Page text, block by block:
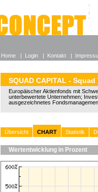
SQUAD CAPITAL - Squad
Europäischer Aktienfonds mit
unterbewertete Unternehmen;
ausgezeichnetes
Übersicht CHART Statistik
Wertentwicklung in Prozent
Home | Login | Kontakt |